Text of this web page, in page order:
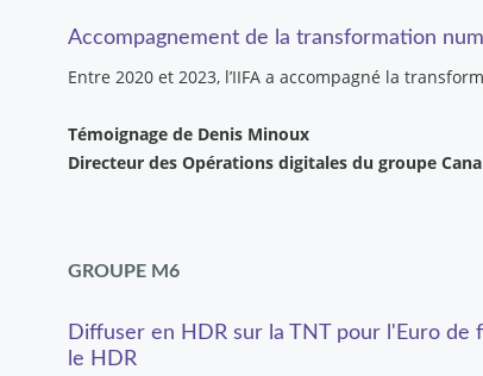
Accompagnement de la transformation
Entre 2020 et 2023, l’IIFA a accompagné la
Témoignage de Denis Minoux
Directeur des Opérations digitales du groupe
GROUPE M6
Diffuser en HDR sur la TNT pour l'Euro
le HDR